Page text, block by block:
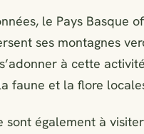
le Pays Basque
ses montagnes
à cette
faune et la flore
sont également à visiter